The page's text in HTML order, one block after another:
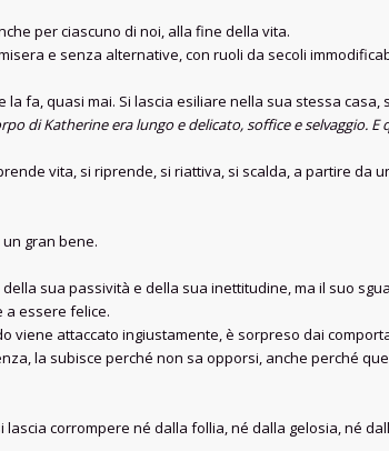
per ciascuno di noi, alla fine della vita.
e senza alternative, con ruoli da secoli
fa, quasi mai. Si lascia esiliare nella sua stessa casa,
di Katherine era lungo e delicato, soffice e selvaggio. E
vita, si riprende, si riattiva, si scalda, a partire da
gran bene.
sua passività e della sua inettitudine, ma il suo
a essere felice.
attaccato ingiustamente, è sorpreso dai
la subisce perché non sa opporsi, anche perché
corrompere né dalla follia, né dalla gelosia, né